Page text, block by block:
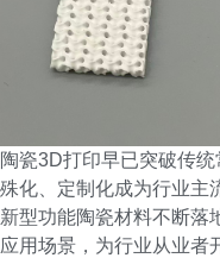
陶瓷3D打印早已突破传
殊化、定制化成为行业主
新型功能陶瓷材料不断落
应用场景，为行业从业者